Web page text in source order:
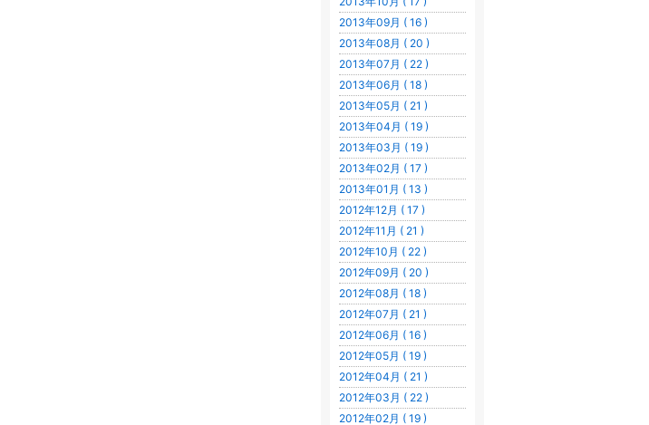
2013年09月 ( 16 )
2013年08月 ( 20 )
2013年07月 ( 22 )
2013年06月 ( 18 )
2013年05月 ( 21 )
2013年04月 ( 19 )
2013年03月 ( 19 )
2013年02月 ( 17 )
2013年01月 ( 13 )
2012年12月 ( 17 )
2012年11月 ( 21 )
2012年10月 ( 22 )
2012年09月 ( 20 )
2012年08月 ( 18 )
2012年07月 ( 21 )
2012年06月 ( 16 )
2012年05月 ( 19 )
2012年04月 ( 21 )
2012年03月 ( 22 )
2012年02月 ( 19 )